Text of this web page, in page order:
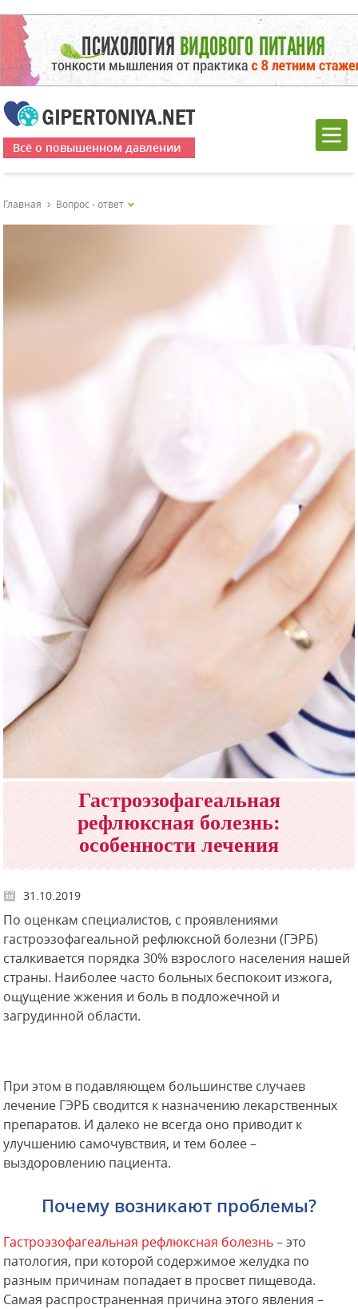
Всё о повышенном давлении
Главная Вопрос - ответ
Гастроэзофагеальная
рефлюксная болезнь:
особенности лечения
31.10.2019
По оценкам специалистов, с проявлениями
гастроэзофагеальной рефлюксной болезни (ГЭРБ)
сталкивается порядка 30% взрослого населения нашей
страны. Наиболее часто больных беспокоит изжога,
ощущение жжения и боль в подложечной и
загрудинной области.
При этом в подавляющем большинстве случаев
лечение ГЭРБ сводится к назначению лекарственных
препаратов. И далеко не всегда оно приводит к
улучшению самочувствия, и тем более –
выздоровлению пациента.
Почему возникают проблемы?
Гастроэзофагеальная рефлюксная болезнь– это
патология, при которой содержимое желудка по
разным причинам попадает в просвет пищевода.
Самая распространенная причина этого явления –